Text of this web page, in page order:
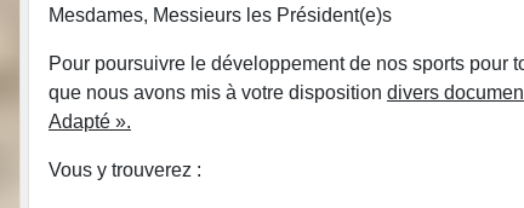
Mesdames, Messieurs les Président(e)s
Pour poursuivre le développement de nos sports
que nous avons mis à votre disposition divers
Adapté ».
Vous y trouverez :